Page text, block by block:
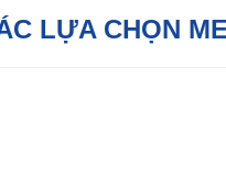
LỰA CHỌN